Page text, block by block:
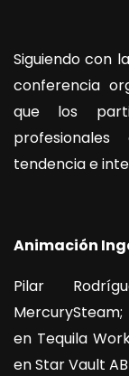
Siguiendo con
conferencia
que los
tendencia e
Animación
Pilar
en Tequila
en Star Vault